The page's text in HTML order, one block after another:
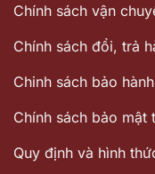
Chính sách vận
Chính sách đổi, trả
Chinh sách bảo hành
Chính sách bảo mật
Quy định và hình